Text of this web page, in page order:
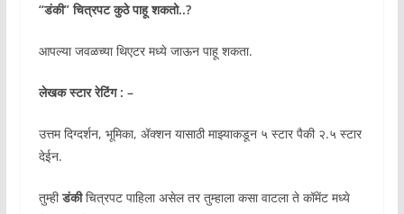
“डंकी” चित्रपट कुठे पाहू शकतो..?
आपल्या जवळच्या थिएटर मध्ये जाऊन पाहू शकता.
लेखक स्टार रेटिंग : –
उत्तम दिग्दर्शन, भूमिका, ॲक्शन यासाठी माझ्याकडून ५ स्टार पैकी २.५ स्टार
देईन.
तुम्हीडंकीचित्रपट पाहिला असेल तर तुम्हाला कसा वाटला ते कॉमेंट मध्ये